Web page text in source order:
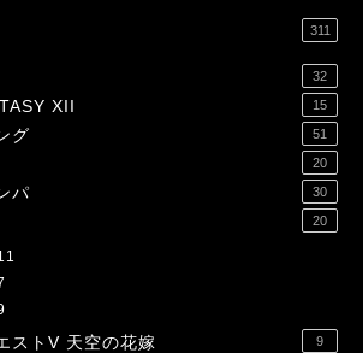
311
32
XII 15
グ 51
20
パ 30
20
ストV 天空の花嫁 9